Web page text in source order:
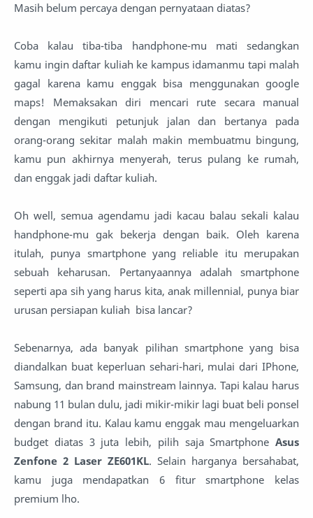
Masih belum percaya dengan pernyataan diatas?
Coba kalau tiba-tiba handphone-mu mati sedangkan
kamu ingin daftar kuliah ke kampus idamanmu tapi malah
gagal karena kamu enggak bisa menggunakan google
maps! Memaksakan diri mencari rute secara manual
dengan mengikuti petunjuk jalan dan bertanya pada
orang-orang sekitar malah makin membuatmu bingung,
kamu pun akhirnya menyerah, terus pulang ke rumah,
dan enggak jadi daftar kuliah.
Oh well, semua agendamu jadi kacau balau sekali kalau
handphone-mu gak bekerja dengan baik. Oleh karena
itulah, punya smartphone yang reliable itu merupakan
sebuah keharusan. Pertanyaannya adalah smartphone
seperti apa sih yang harus kita, anak millennial, punya biar
urusan persiapan kuliah bisa lancar?
Sebenarnya, ada banyak pilihan smartphone yang bisa
diandalkan buat keperluan sehari-hari, mulai dari IPhone,
Samsung, dan brand mainstream lainnya. Tapi kalau harus
nabung 11 bulan dulu, jadi mikir-mikir lagi buat beli ponsel
dengan brand itu. Kalau kamu enggak mau mengeluarkan
budget diatas 3 juta lebih, pilih saja Smartphone Asus
Zenfone 2 Laser ZE601KL. Selain harganya bersahabat,
kamu juga mendapatkan 6 fitur smartphone kelas
premium lho.